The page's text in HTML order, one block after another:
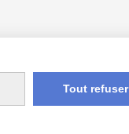
Tout refuser